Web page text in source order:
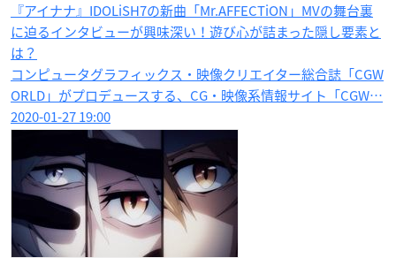
『アイナナ』IDOLiSH7の新曲「Mr.AFFECTiON」MVの舞台裏
に迫るインタビューが興味深い！遊び心が詰まった隠し要素と
は？
コンピュータグラフィックス・映像クリエイター総合誌「CGW
ORLD」がプロデュースする、CG・映像系情報サイト「CGW…
2020-01-27 19:00